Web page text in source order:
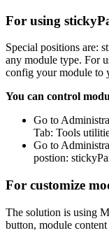
For using
Special positions are:
any module type. For
config your module to
You can control
Go to
Tab: Tools
Go to
postion:
For customize
The solution is using
button, module